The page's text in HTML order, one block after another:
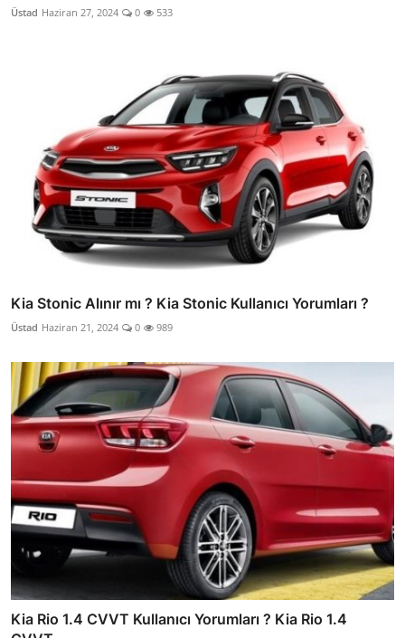
Üstad Haziran 27, 2024 0 533
Kia Stonic Alınır mı ? Kia Stonic Kullanıcı Yorumları ?
Üstad Haziran 21, 2024 0 989
Kia Rio 1.4 CVVT Kullanıcı Yorumları ? Kia Rio 1.4